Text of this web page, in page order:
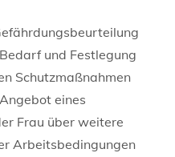
und Festlegung
Schutzmaßnahmen
eines
Frau über weitere
Arbeitsbedingungen